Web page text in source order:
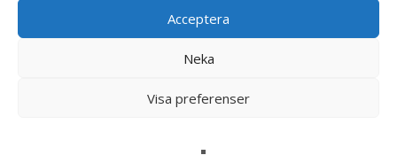
Acceptera
Neka
Visa preferenser